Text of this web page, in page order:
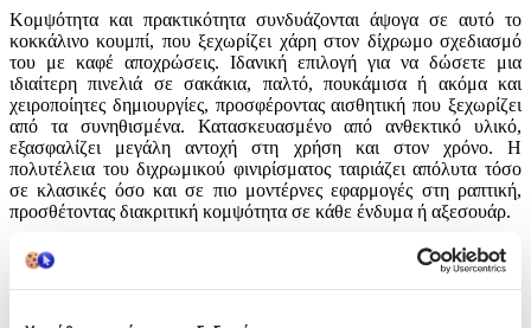
Κομψότητα και πρακτικότητα συνδυάζονται άψογα σε αυτό το
κοκκάλινο κουμπί, που ξεχωρίζει χάρη στον δίχρωμο σχεδιασμό
του με καφέ αποχρώσεις. Ιδανική επιλογή για να δώσετε μια
ιδιαίτερη πινελιά σε σακάκια, παλτό, πουκάμισα ή ακόμα και
χειροποίητες δημιουργίες, προσφέροντας αισθητική που ξεχωρίζει
από τα συνηθισμένα. Κατασκευασμένο από ανθεκτικό υλικό,
εξασφαλίζει μεγάλη αντοχή στη χρήση και στον χρόνο. Η
πολυτέλεια του διχρωμικού φινιρίσματος ταιριάζει απόλυτα τόσο
σε κλασικές όσο και σε πιο μοντέρνες εφαρμογές στη ραπτική,
προσθέτοντας διακριτική κομψότητα σε κάθε ένδυμα ή αξεσουάρ.
Χαρακτηριστικά